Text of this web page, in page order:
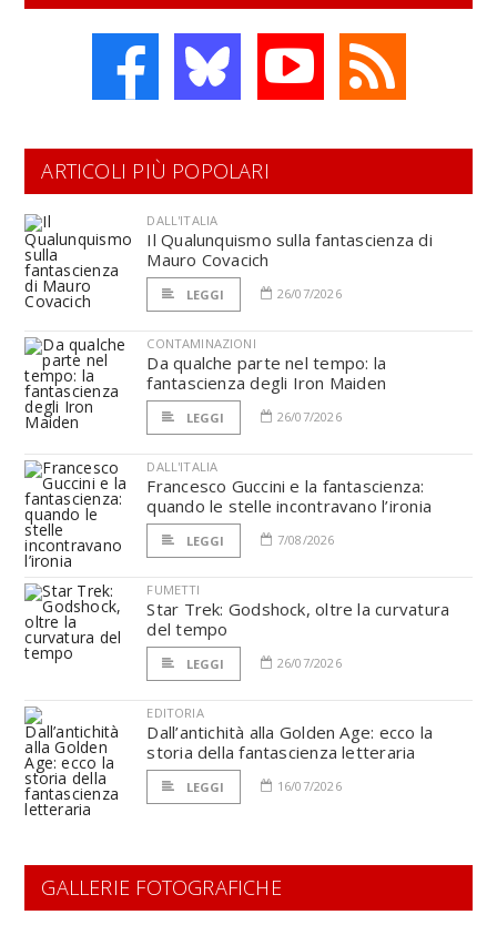
ARTICOLI PIÙ POPOLARI
DALL'ITALIA
Il Qualunquismo sulla fantascienza di
Mauro Covacich
LEGGI 26/07/2026
CONTAMINAZIONI
Da qualche parte nel tempo: la
fantascienza degli Iron Maiden
LEGGI 26/07/2026
DALL'ITALIA
Francesco Guccini e la fantascienza:
quando le stelle incontravano l’ironia
LEGGI 7/08/2026
FUMETTI
Star Trek: Godshock, oltre la curvatura
del tempo
LEGGI 26/07/2026
EDITORIA
Dall’antichità alla Golden Age: ecco la
storia della fantascienza letteraria
LEGGI 16/07/2026
GALLERIE FOTOGRAFICHE